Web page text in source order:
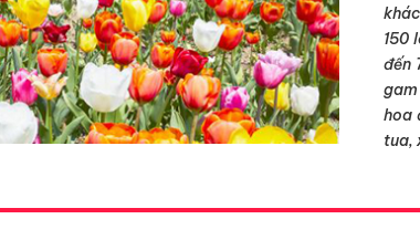
150
đến
hoa
tua,